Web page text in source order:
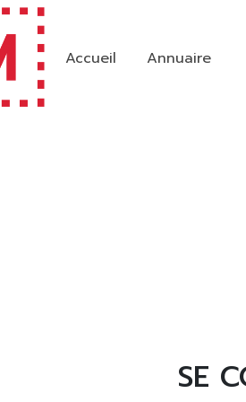
Accueil Annuaire
SE